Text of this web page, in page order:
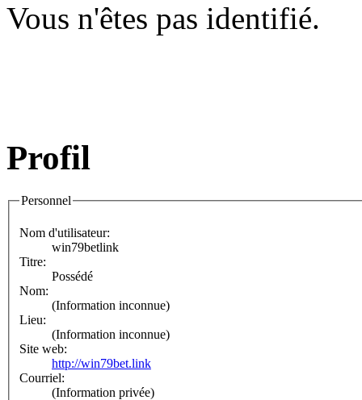
Vous n'êtes pas identifié.
Profil
Personnel
Nom d'utilisateur:
win79betlink
Titre:
Possédé
Nom:
(Information inconnue)
Lieu:
(Information inconnue)
Site web:
http://win79bet.link
Courriel:
(Information privée)